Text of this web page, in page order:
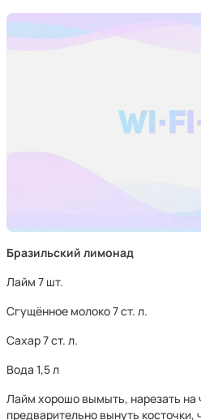
Бразильский лимонад
Лайм 7 шт.
Сгущённое молоко 7 ст. л.
Сахар 7 ст. л.
Вода 1,5 л
Лайм хорошо вымыть, нарезать на
предварительно вынуть косточки,